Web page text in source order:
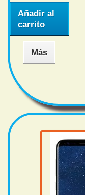
Añadir al
carrito
Más